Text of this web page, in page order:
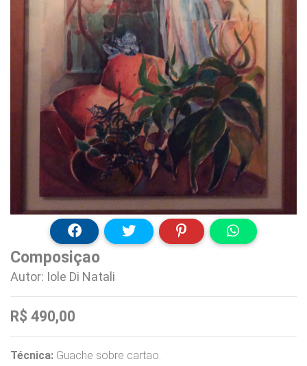
Composiçao
Autor: Iole Di Natali
R$ 490,00
Técnica: Guache sobre cartao.